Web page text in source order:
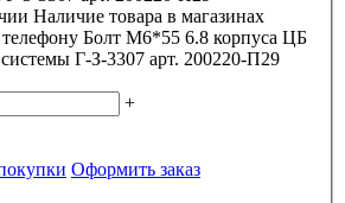
Наличие товара в магазинах
Болт М6*55 6.8 корпуса ЦБ
датчика топл.системы Г-З-3307 арт. 200220-П29
+
Оформить заказ